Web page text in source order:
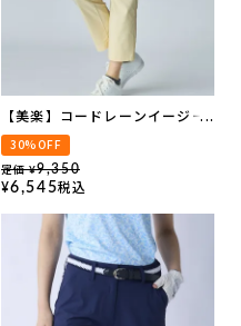
【美楽】コードレーンイージー
パンツ
30%OFF
定価 ¥9,350
¥6,545税込